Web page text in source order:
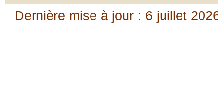
Dernière mise à jour : 6 juillet